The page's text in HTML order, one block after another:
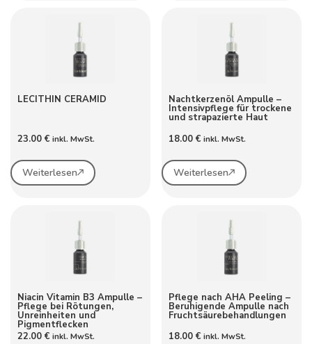
LECITHIN CERAMID
23.00 € inkl. MwSt.
Weiterlesen
Nachtkerzenöl Ampulle –
Intensivpflege für trockene
und strapazierte Haut
18.00€ inkl. MwSt.
Weiterlesen
Niacin Vitamin B3 Ampulle –
Pflege bei Rötungen,
Unreinheiten und
Pigmentflecken
22.00 € inkl. MwSt.
Pflege nach AHA Peeling –
Beruhigende Ampulle nach
Fruchtsäurebehandlungen
18.00€ inkl. MwSt.